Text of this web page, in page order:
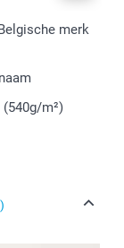
merk
m²)